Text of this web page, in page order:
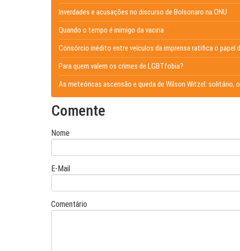
Inverdades e acusações no discurso de Bolsonaro na ONU
Quando o tempo é inimigo da vacina
Consórcio inédito entre veículos da imprensa ratifica o papel
Para quem valem os crimes de LGBTfobia?
As meteóricas ascensão e queda de Wilson Witzel: solitário,
Comente
Nome
E-Mail
Comentário